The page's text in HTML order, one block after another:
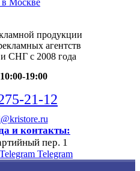
продукции
агентств
СНГ с 2008 года
10:00-19:00
21-12
и контакты:
пер. 1
Telegram